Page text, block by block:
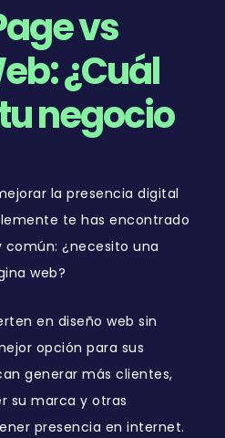
vs
¿Cuál
negocio
la presencia digital
te has encontrado
¿necesito una
web?
en diseño web sin
opción para sus
generar más clientes,
su marca y otras
presencia en internet.